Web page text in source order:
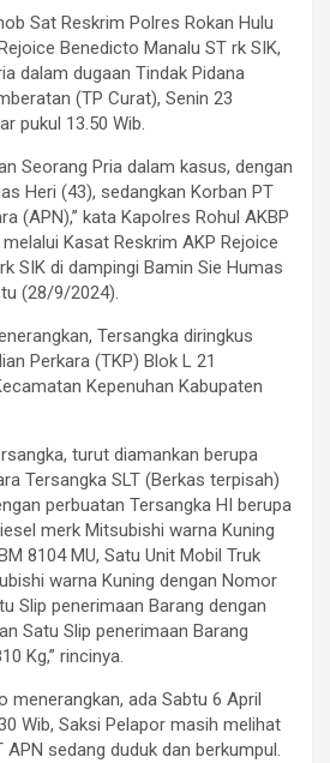
Sat Reskrim Polres Rokan Hulu
Benedicto Manalu ST rk SIK,
dalam dugaan Tindak Pidana
(TP Curat), Senin 23
pukul 13.50 Wib.
Seorang Pria dalam kasus, dengan
Heri (43), sedangkan Korban PT
(APN),” kata Kapolres Rohul AKBP
Kasat Reskrim AKP Rejoice
SIK di dampingi Bamin Sie Humas
(28/9/2024).
Tersangka diringkus
Perkara (TKP) Blok L 21
Kepenuhan Kabupaten
turut diamankan berupa
Tersangka SLT (Berkas terpisah)
perbuatan Tersangka HI berupa
merk Mitsubishi warna Kuning
8104 MU, Satu Unit Mobil Truk
warna Kuning dengan Nomor
Slip penerimaan Barang dengan
Satu Slip penerimaan Barang
Kg,” rincinya.
menerangkan, ada Sabtu 6 April
Wib, Saksi Pelapor masih melihat
sedang duduk dan berkumpul.